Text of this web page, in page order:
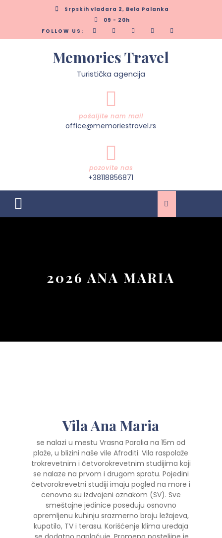
Srpskih vladara 2, Bela Palanka
09 - 20h
FOLLOW US:
Memories Travel
Turistička agencija
pošaljite nam mail
office@memoriestravel.rs
pozovite nas
+38118856871
Open
2026 ANA MARIA
Vila Ana Maria
se nalazi u mestu Vrasna Paralia na 15m od
plaže, u blizini naše vile Afroditi. Vila raspolaže
trokrevetnim i četvorokrevetnim studijima koji
se nalaze na prvom i drugom spratu. Pojedini
četvorokrevetni studiji imaju pogled na more i
cenovno su izdvojeni oznakom (SV). Sve
smeštajne jedinice poseduju osnovno
opremljenu kuhinju srazmerno broju ležajeva,
kupatilo, TV i terasu. Korišćenje klima uređaja